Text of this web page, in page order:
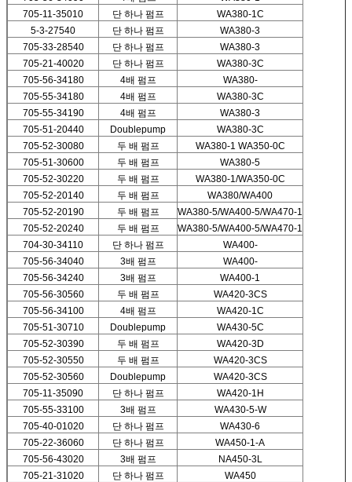
705-11-35010
단 하나 펌프
WA380-1C
5-3-27540
단 하나 펌프
WA380-3
705-33-28540
단 하나 펌프
WA380-3
705-21-40020
단 하나 펌프
WA380-3C
705-56-34180
4배 펌프
WA380-
705-55-34180
4배 펌프
WA380-3C
705-55-34190
4배 펌프
WA380-3
705-51-20440
Doublepump
WA380-3C
705-52-30080
두 배 펌프
WA380-1 WA350-0C
705-51-30600
두 배 펌프
WA380-5
705-52-30220
두 배 펌프
WA380-1/WA350-0C
705-52-20140
두 배 펌프
WA380/WA400
705-52-20190
두 배 펌프
WA380-5/WA400-5/WA470-1
705-52-20240
두 배 펌프
WA380-5/WA400-5/WA470-1
704-30-34110
단 하나 펌프
WA400-
705-56-34040
3배 펌프
WA400-
705-56-34240
3배 펌프
WA400-1
705-56-30560
두 배 펌프
WA420-3CS
705-56-34100
4배 펌프
WA420-1C
705-51-30710
Doublepump
WA430-5C
705-52-30390
두 배 펌프
WA420-3D
705-52-30550
두 배 펌프
WA420-3CS
705-52-30560
Doublepump
WA420-3CS
705-11-35090
단 하나 펌프
WA420-1H
705-55-33100
3배 펌프
WA430-5-W
705-40-01020
단 하나 펌프
WA430-6
705-22-36060
단 하나 펌프
WA450-1-A
705-56-43020
3배 펌프
NA450-3L
705-21-31020
단 하나 펌프
WA450